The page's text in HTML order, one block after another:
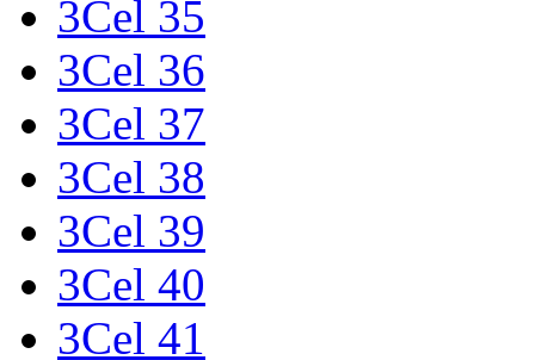
3Cel 35
3Cel 36
3Cel 37
3Cel 38
3Cel 39
3Cel 40
3Cel 41